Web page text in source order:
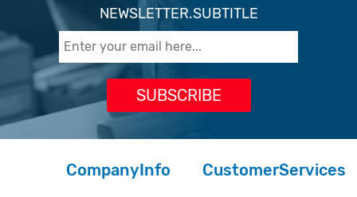
NEWSLETTER.SUBTITLE
CompanyInfo CustomerServices